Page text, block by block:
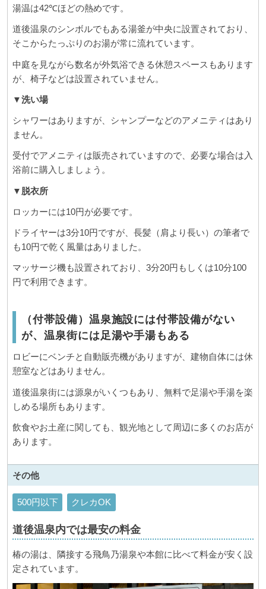
湯温は42℃ほどの熱めです。
道後温泉のシンボルでもある湯釜が中央に設置されており、
そこからたっぷりのお湯が常に流れています。
中庭を見ながら数名が外気浴できる休憩スペースもあります
が、椅子などは設置されていません。
▼洗い場
シャワーはありますが、シャンプーなどのアメニティはあり
ません。
受付でアメニティは販売されていますので、必要な場合は入
浴前に購入しましょう。
▼脱衣所
ロッカーには10円が必要です。
ドライヤーは3分10円ですが、長髪（肩より長い）の筆者で
も10円で乾く風量はありました。
マッサージ機も設置されており、3分20円もしくは10分100
円で利用できます。
（付帯設備）温泉施設には付帯設備がない
が、温泉街には足湯や手湯もある
ロビーにベンチと自動販売機がありますが、建物自体には休
憩室などはありません。
道後温泉街には源泉がいくつもあり、無料で足湯や手湯を楽
しめる場所もあります。
飲食やお土産に関しても、観光地として周辺に多くのお店が
あります。
その他
500円以下 クレカOK
道後温泉内では最安の料金
椿の湯は、隣接する飛鳥乃湯泉や本館に比べて料金が安く設
定されています。